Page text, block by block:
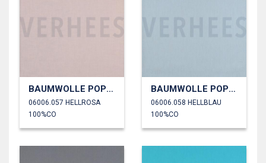
BAUMWOLLE POPELINE
06006.057 HELLROSA
100%CO
BAUMWOLLE POPELINE
06006.058 HELLBLAU
100%CO